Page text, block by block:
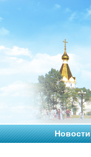
Новости